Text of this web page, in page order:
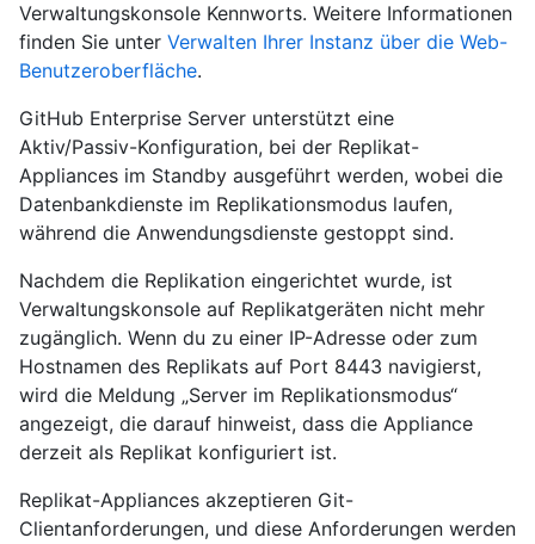
Verwaltungskonsole Kennworts. Weitere Informationen
finden Sie unter Verwalten Ihrer Instanz über die Web-
Benutzeroberfläche.
GitHub Enterprise Server unterstützt eine
Aktiv/Passiv-Konfiguration, bei der Replikat-
Appliances im Standby ausgeführt werden, wobei die
Datenbankdienste im Replikationsmodus laufen,
während die Anwendungsdienste gestoppt sind.
Nachdem die Replikation eingerichtet wurde, ist
Verwaltungskonsole auf Replikatgeräten nicht mehr
zugänglich. Wenn du zu einer IP-Adresse oder zum
Hostnamen des Replikats auf Port 8443 navigierst,
wird die Meldung „Server im Replikationsmodus“
angezeigt, die darauf hinweist, dass die Appliance
derzeit als Replikat konfiguriert ist.
Replikat-Appliances akzeptieren Git-
Clientanforderungen, und diese Anforderungen werden